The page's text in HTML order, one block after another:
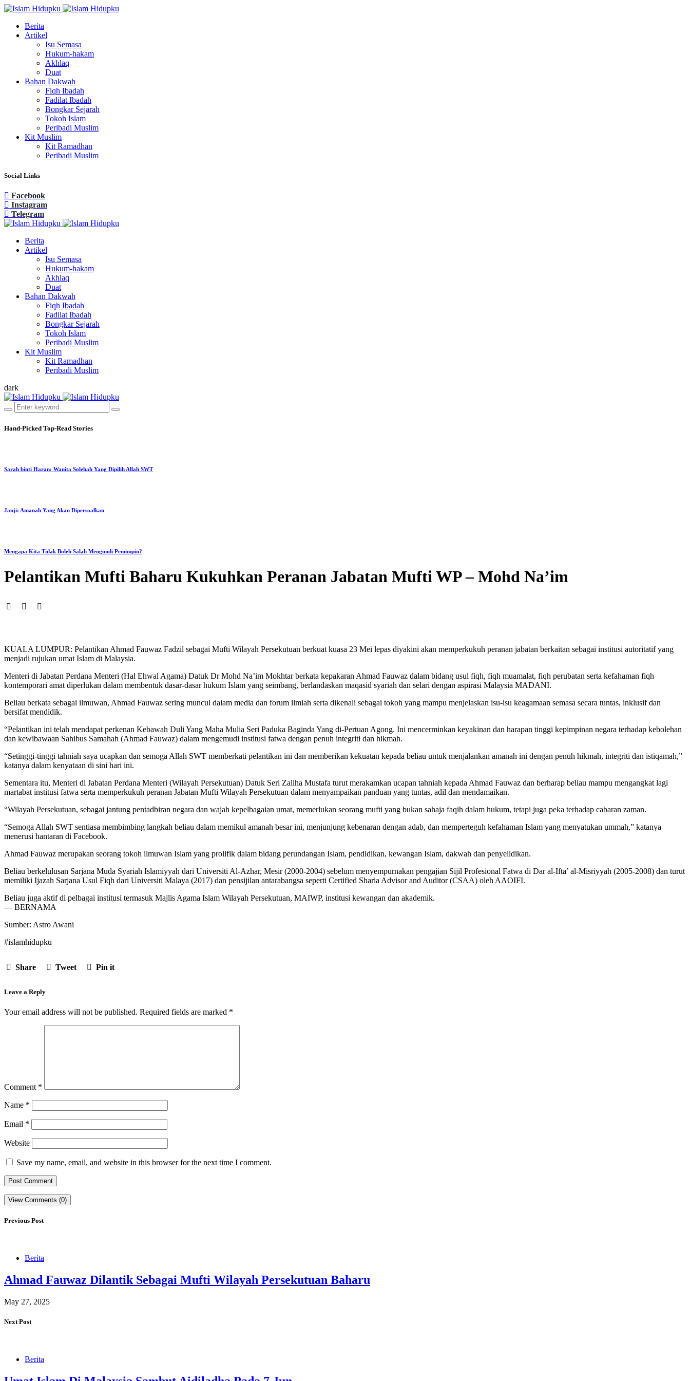
Berita
Artikel
Isu Semasa
Hukum-hakam
Akhlaq
Duat
Bahan Dakwah
Fiqh Ibadah
Fadilat Ibadah
Bongkar Sejarah
Tokoh Islam
Peribadi Muslim
Kit Muslim
Kit Ramadhan
Peribadi Muslim
Social Links
Facebook
Instagram
Telegram
Berita
Artikel
Isu Semasa
Hukum-hakam
Akhlaq
Duat
Bahan Dakwah
Fiqh Ibadah
Fadilat Ibadah
Bongkar Sejarah
Tokoh Islam
Peribadi Muslim
Kit Muslim
Kit Ramadhan
Peribadi Muslim
dark
Hand-Picked Top-Read Stories
Sarah binti Haran: Wanita Solehah Yang Dipilih Allah SWT
Janji: Amanah Yang Akan Dipersoalkan
Mengapa Kita Tidak Boleh Salah Mengundi Pemimpin?
Pelantikan Mufti Baharu Kukuhkan Peranan Jabatan Mufti WP – Mohd Na’im
KUALA LUMPUR: Pelantikan Ahmad Fauwaz Fadzil sebagai Mufti Wilayah Persekutuan berkuat kuasa 23 Mei lepas diyakini akan memperkukuh peranan jabatan berkaitan sebagai institusi autoritatif yang
menjadi rujukan umat Islam di Malaysia.
Menteri di Jabatan Perdana Menteri (Hal Ehwal Agama) Datuk Dr Mohd Na’im Mokhtar berkata kepakaran Ahmad Fauwaz dalam bidang usul fiqh, fiqh muamalat, fiqh perubatan serta kefahaman fiqh
kontemporari amat diperlukan dalam membentuk dasar-dasar hukum Islam yang seimbang, berlandaskan maqasid syariah dan selari dengan aspirasi Malaysia MADANI.
Beliau berkata sebagai ilmuwan, Ahmad Fauwaz sering muncul dalam media dan forum ilmiah serta dikenali sebagai tokoh yang mampu menjelaskan isu-isu keagamaan semasa secara tuntas, inklusif dan
bersifat mendidik.
“Pelantikan ini telah mendapat perkenan Kebawah Duli Yang Maha Mulia Seri Paduka Baginda Yang di-Pertuan Agong. Ini mencerminkan keyakinan dan harapan tinggi kepimpinan negara terhadap kebolehan
dan kewibawaan Sahibus Samahah (Ahmad Fauwaz) dalam mengemudi institusi fatwa dengan penuh integriti dan hikmah.
“Setinggi-tinggi tahniah saya ucapkan dan semoga Allah SWT memberkati pelantikan ini dan memberikan kekuatan kepada beliau untuk menjalankan amanah ini dengan penuh hikmah, integriti dan istiqamah,”
katanya dalam kenyataan di sini hari ini.
Sementara itu, Menteri di Jabatan Perdana Menteri (Wilayah Persekutuan) Datuk Seri Zaliha Mustafa turut merakamkan ucapan tahniah kepada Ahmad Fauwaz dan berharap beliau mampu mengangkat lagi
martabat institusi fatwa serta memperkukuh peranan Jabatan Mufti Wilayah Persekutuan dalam menyampaikan panduan yang tuntas, adil dan mendamaikan.
“Wilayah Persekutuan, sebagai jantung pentadbiran negara dan wajah kepelbagaian umat, memerlukan seorang mufti yang bukan sahaja faqih dalam hukum, tetapi juga peka terhadap cabaran zaman.
“Semoga Allah SWT sentiasa membimbing langkah beliau dalam memikul amanah besar ini, menjunjung kebenaran dengan adab, dan memperteguh kefahaman Islam yang menyatukan ummah,” katanya
menerusi hantaran di Facebook.
Ahmad Fauwaz merupakan seorang tokoh ilmuwan Islam yang prolifik dalam bidang perundangan Islam, pendidikan, kewangan Islam, dakwah dan penyelidikan.
Beliau berkelulusan Sarjana Muda Syariah Islamiyyah dari Universiti Al-Azhar, Mesir (2000-2004) sebelum menyempurnakan pengajian Sijil Profesional Fatwa di Dar al-Ifta’ al-Misriyyah (2005-2008) dan turut
memiliki Ijazah Sarjana Usul Fiqh dari Universiti Malaya (2017) dan pensijilan antarabangsa seperti Certified Sharia Advisor and Auditor (CSAA) oleh AAOIFI.
Beliau juga aktif di pelbagai institusi termasuk Majlis Agama Islam Wilayah Persekutuan, MAIWP, institusi kewangan dan akademik.
— BERNAMA
Sumber: Astro Awani
#islamhidupku
Share Tweet Pin it
Leave a Reply
Your email address will not be published. Required fields are marked *
Comment *
Name *
Email *
Website
Save my name, email, and website in this browser for the next time I comment.
View Comments (0)
Previous Post
Berita
Ahmad Fauwaz Dilantik Sebagai Mufti Wilayah Persekutuan Baharu
May 27, 2025
Next Post
Berita